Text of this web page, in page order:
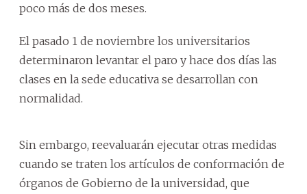
poco más de dos meses.
El pasado 1 de noviembre los universitarios
determinaron levantar el paro y hace dos días las
clases en la sede educativa se desarrollan con
normalidad.
Sin embargo, reevaluarán ejecutar otras medidas
cuando se traten los artículos de conformación de
órganos de Gobierno de la universidad, que